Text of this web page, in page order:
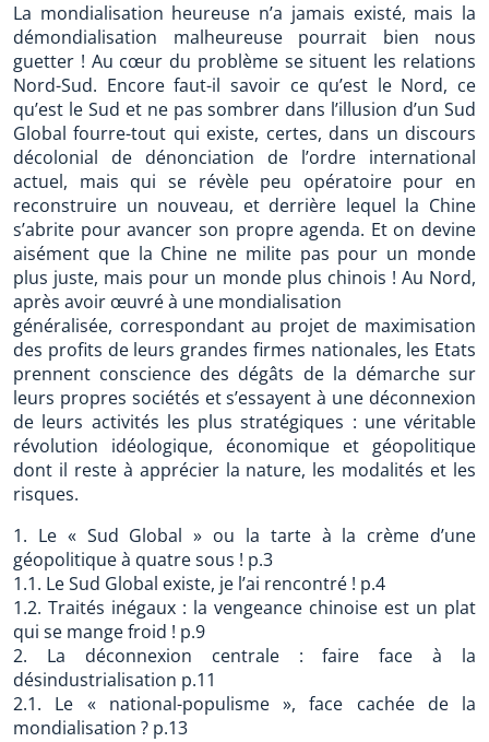
La mondialisation heureuse n’a jamais existé, mais la
démondialisation malheureuse pourrait bien nous
guetter ! Au cœur du problème se situent les relations
Nord-Sud. Encore faut-il savoir ce qu’est le Nord, ce
qu’est le Sud et ne pas sombrer dans l’illusion d’un Sud
Global fourre-tout qui existe, certes, dans un discours
décolonial de dénonciation de l’ordre international
actuel, mais qui se révèle peu opératoire pour en
reconstruire un nouveau, et derrière lequel la Chine
s’abrite pour avancer son propre agenda. Et on devine
aisément que la Chine ne milite pas pour un monde
plus juste, mais pour un monde plus chinois ! Au Nord,
après avoir œuvré à une mondialisation
généralisée, correspondant au projet de maximisation
des profits de leurs grandes firmes nationales, les Etats
prennent conscience des dégâts de la démarche sur
leurs propres sociétés et s’essayent à une déconnexion
de leurs activités les plus stratégiques : une véritable
révolution idéologique, économique et géopolitique
dont il reste à apprécier la nature, les modalités et les
risques.
1. Le « Sud Global » ou la tarte à la crème d’une
géopolitique à quatre sous ! p.3
1.1. Le Sud Global existe, je l’ai rencontré ! p.4
1.2. Traités inégaux : la vengeance chinoise est un plat
qui se mange froid ! p.9
2. La déconnexion centrale : faire face à la
désindustrialisation p.11
2.1. Le « national-populisme », face cachée de la
mondialisation ? p.13